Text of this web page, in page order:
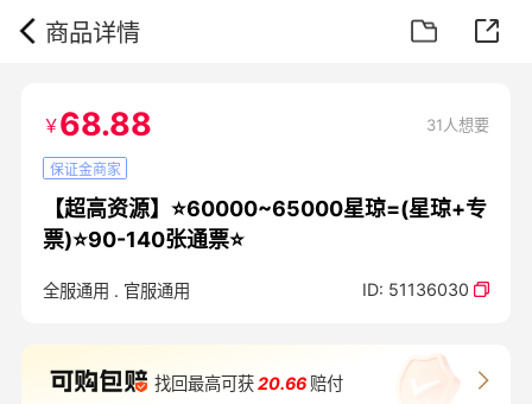
商品详情
￥68.88 31人想要
保证金商家
【超高资源】⭐60000~65000星琼=(星琼+专
票)⭐90-140张通票⭐
全服通用 . 官服通用 ID: 51136030
找回最高可获20.66 赔付